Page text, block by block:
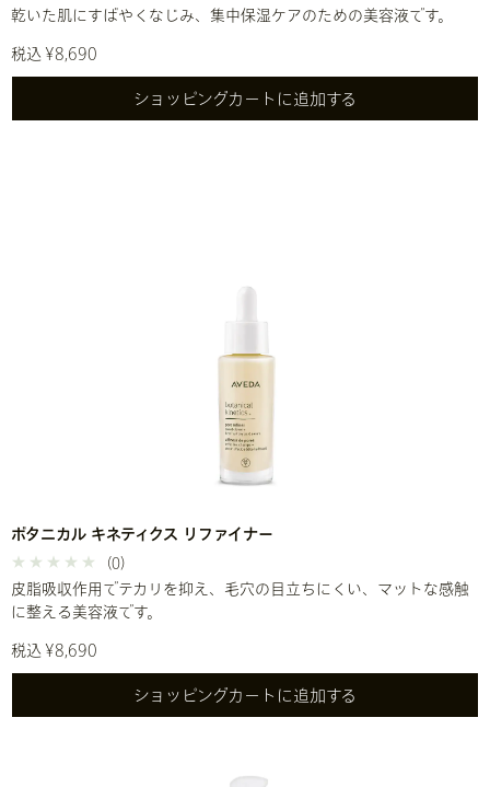
乾いた肌にすばやくなじみ、集中保湿ケアのための美容液です。
税込 ¥8,690
ショッピングカートに追加する
ボタニカル キネティクス リファイナー
(0)
皮脂吸収作用でテカリを抑え、毛穴の目立ちにくい、マットな感触
に整える美容液です。
税込 ¥8,690
ショッピングカートに追加する